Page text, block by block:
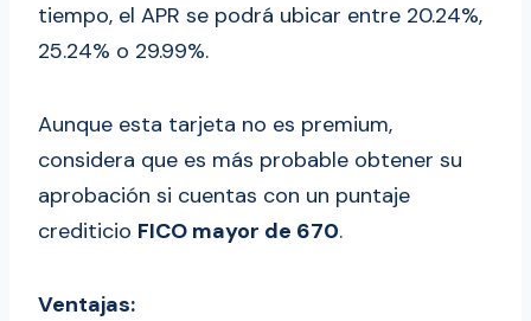
tiempo, el APR se podrá ubicar entre 20.24%,
25.24% o 29.99%.
Aunque esta tarjeta no es premium,
considera que es más probable obtener su
aprobación si cuentas con un puntaje
crediticio FICO mayor de 670.
Ventajas: